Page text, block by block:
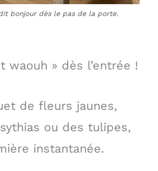
bonjour dès le pas de la porte.
waouh » dès l’entrée !
de fleurs jaunes,
ou des tulipes,
instantanée.